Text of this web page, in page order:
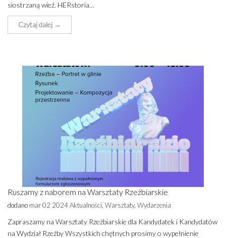
siostrzaną wieź. HERstoria…
Czytaj dalej →
Ruszamy z naborem na Warsztaty Rzeźbiarskie
dodano mar 02 2024Aktualności Warsztaty, Wydarzenia
Zapraszamy na Warsztaty Rzeźbiarskie dla Kandydatek i Kandydatów
na Wydział Rzeźby Wszystkich chętnych prosimy o wypełnienie